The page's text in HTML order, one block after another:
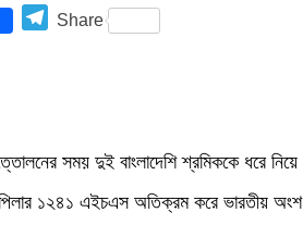
Telegram
Share
সময় দুই বাংলাদেশি শ্রমিককে ধরে
১২৪১ এইচএস অতিক্রম করে ভারতীয়